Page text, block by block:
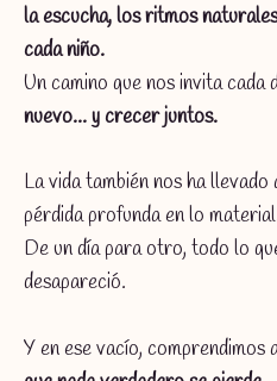
la escucha, los ritmos
cada niño.
Un camino que nos invita cada
nuevo… y crecer juntos.
La vida también nos ha
pérdida profunda en lo
De un día para otro, todo lo
desapareció.
Y en ese vacío, comprendimos